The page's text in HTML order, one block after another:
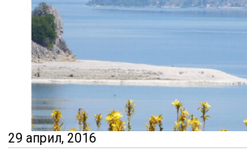
29 април, 2016